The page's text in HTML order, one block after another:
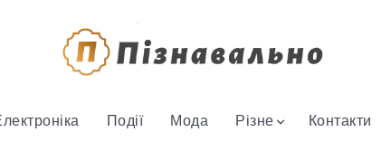
Події Мода Різне Контакти